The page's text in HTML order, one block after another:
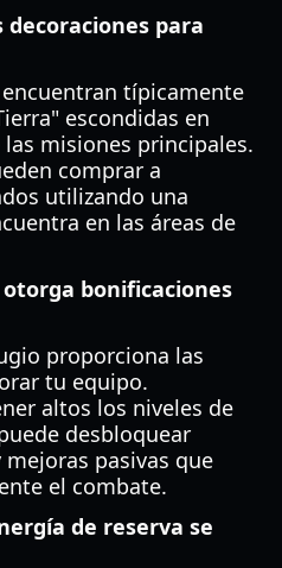
decoraciones para
encuentran típicamente
escondidas en
misiones principales.
comprar a
utilizando una
en las áreas de
bonificaciones
proporciona las
tu equipo.
altos los niveles de
desbloquear
pasivas que
el combate.
de reserva se